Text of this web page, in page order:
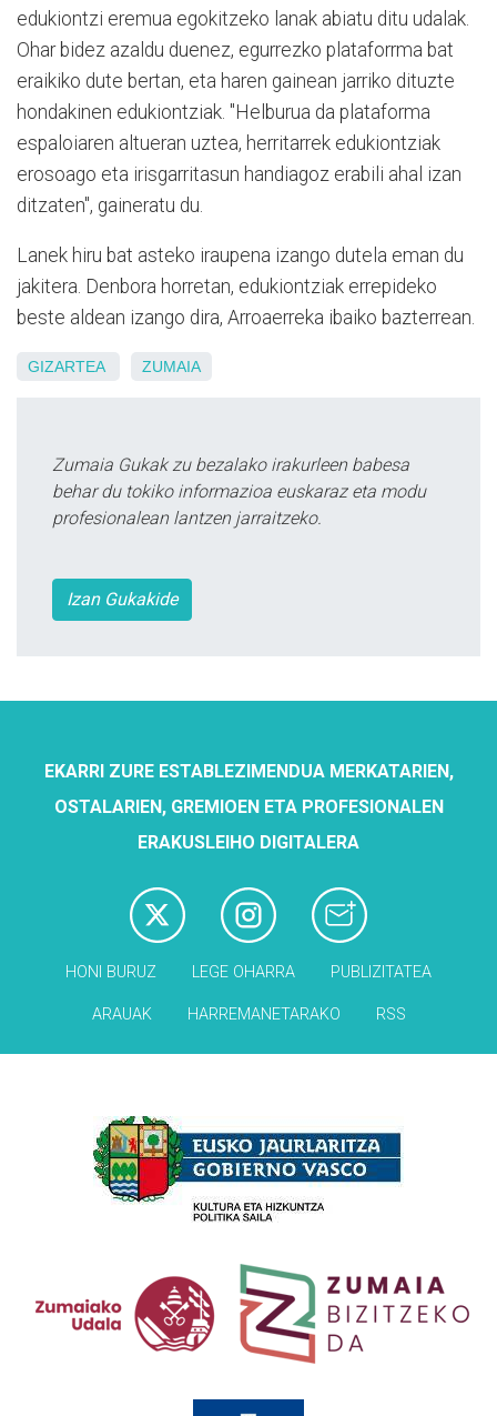
edukiontzi eremua egokitzeko lanak abiatu ditu udalak.
Ohar bidez azaldu duenez, egurrezko plataforrma bat
eraikiko dute bertan, eta haren gainean jarriko dituzte
hondakinen edukiontziak. "Helburua da plataforma
espaloiaren altueran uztea, herritarrek edukiontziak
erosoago eta irisgarritasun handiagoz erabili ahal izan
ditzaten", gaineratu du.
Lanek hiru bat asteko iraupena izango dutela eman du
jakitera. Denbora horretan, edukiontziak errepideko
beste aldean izango dira, Arroaerreka ibaiko bazterrean.
GIZARTEA ZUMAIA
Zumaia Gukak zu bezalako irakurleen babesa
behar du tokiko informazioa euskaraz eta modu
profesionalean lantzen jarraitzeko.
Izan Gukakide
EKARRI ZURE ESTABLEZIMENDUA MERKATARIEN,
OSTALARIEN, GREMIOEN ETA PROFESIONALEN
ERAKUSLEIHO DIGITALERA
HONI BURUZ LEGE OHARRA PUBLIZITATEA
ARAUAK HARREMANETARAKO RSS